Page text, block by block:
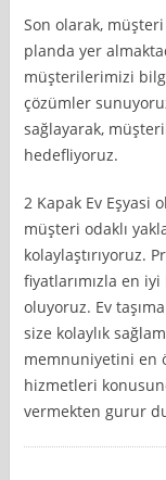
Son olarak,
planda yer
müşterilerimizi
çözümler
sağlayarak,
hedefliyoruz.
2 Kapak Ev Eşyasi
müşteri odaklı
kolaylaştırıyoruz.
fiyatlarımızla en
oluyoruz. Ev
size kolaylık
memnuniyetini en
hizmetleri
vermekten gurur